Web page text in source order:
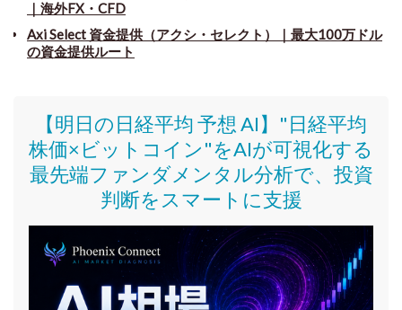
｜海外FX・CFD
Axi Select 資金提供（アクシ・セレクト）｜最大100万ドル
の資金提供ルート
【明日の日経平均 予想 AI】"日経平均
株価×ビットコイン"をAIが可視化する
最先端ファンダメンタル分析で、投資
判断をスマートに支援